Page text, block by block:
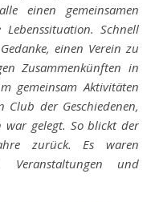
einen gemeinsamen
Schnell
einen Verein zu
Zusammenkünften in
gemeinsam Aktivitäten
der Geschiedenen,
war gelegt. So blickt der
zurück. Es waren
und